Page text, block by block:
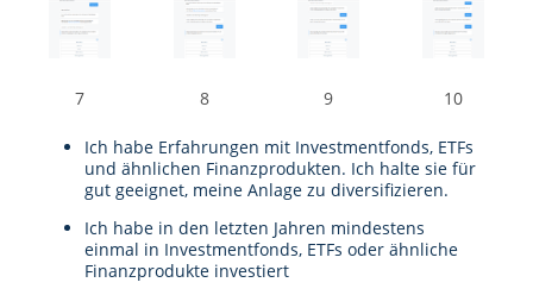
7 8 9 10
Ich habe Erfahrungen mit Investmentfonds, ETFs
und ähnlichen Finanzprodukten. Ich halte sie für
gut geeignet, meine Anlage zu diversifizieren.
Ich habe in den letzten Jahren mindestens
einmal in Investmentfonds, ETFs oder ähnliche
Finanzprodukte investiert